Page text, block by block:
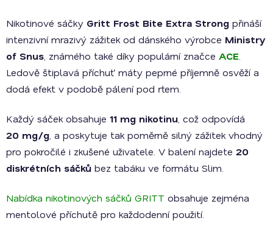
Nikotinové sáčky Gritt Frost Bite Extra Strong přináší
intenzivní mrazivý zážitek od dánského výrobce Ministry
of Snus , známého také díky populární značce ACE
Ledově štiplavá příchuť máty peprné příjemně osvěží a
dodá efekt v podobě pálení pod rtem.
Každý sáček obsahuje 11 mg nikotinu , což odpovídá
20 mg/g , a poskytuje tak poměrně silný zážitek vhodný
pro pokročilé i zkušené uživatele. V balení najdete 20
diskrétních sáčků bez tabáku ve formátu Slim.
Nabídka nikotinových sáčků GRITT obsahuje zejména
mentolové příchutě pro každodenní použití.